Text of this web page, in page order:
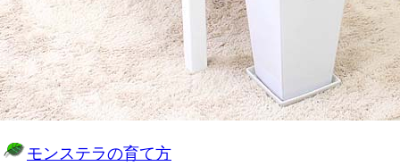
モンステラの育て方